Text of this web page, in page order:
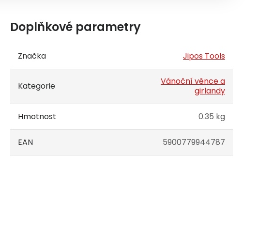
Doplňkové parametry
Značka Jipos Tools
Kategorie
Vánoční věnce a
girlandy
Hmotnost 0.35 kg
EAN 5900779944787